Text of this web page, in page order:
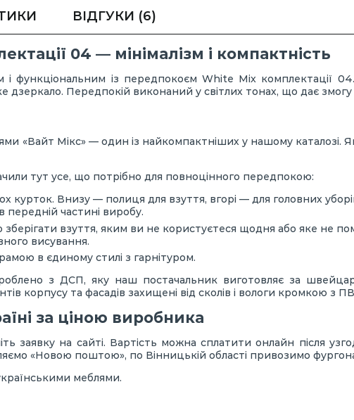
ВІДГУКИ (6)
04 — мінімалізм і компактність
функціональним із передпокоєм White Mix комплектації
дзеркало. Передпокій виконаний у світлих тонах, що дає змогу
«Вайт Мікс» — один із найкомпактніших у нашому каталозі.
тут усе, що потрібно для повноцінного передпокою:
курток. Внизу — полиця для взуття, вгорі — для головних
частині виробу.
взуття, яким ви не користуєтеся щодня або яке не
висування.
в єдиному стилі з гарнітуром.
з ДСП, яку наш постачальник виготовляє за
корпусу та фасадів захищені від сколів і вологи кромкою з
за ціною виробника
заявку на сайті. Вартість можна сплатити онлайн після
«Новою поштою», по Вінницькій області привозимо
меблями.